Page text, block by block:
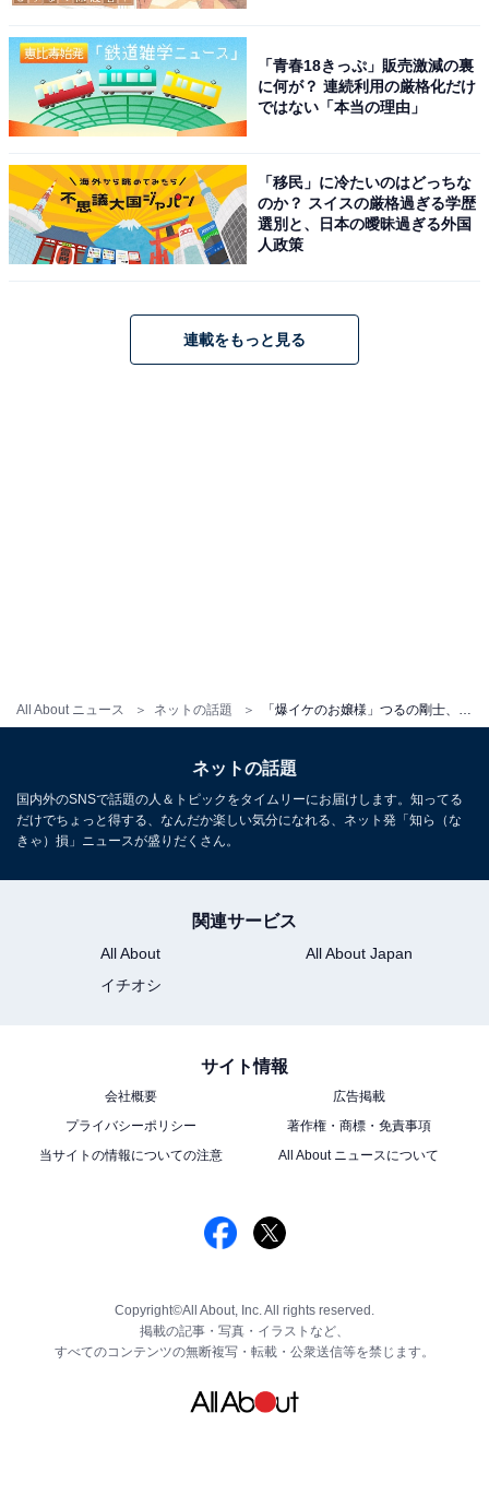
All About ニュース ネットの話題
「青春18きっぷ」販売激減の裏
に何が？ 連続利用の厳格化だけ
ではない「本当の理由」
「移民」に冷たいのはどっちな
のか？ スイスの厳格過ぎる学歴
選別と、日本の曖昧過ぎる外国
人政策
連載をもっと見る
ネットの話題
国内外のSNSで話題の人＆トピックをタイムリーにお届けします。知ってる
だけでちょっと得する、なんだか楽しい気分になれる、ネット発「知ら（な
きゃ）損」ニュースが盛りだくさん。
関連サービス
All About
All About Japan
イチオシ
サイト情報
会社概要
広告掲載
プライバシーポリシー
著作権・商標・免責事項
当サイトの情報についての注意
All About ニュースについて
Copyright©All About, Inc. All rights reserved.
掲載の記事・写真・イラストなど、
すべてのコンテンツの無断複写・転載・公衆送信等を禁じます。